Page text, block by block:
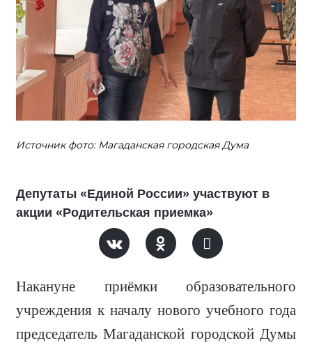
Источник фото: Магаданская городская Дума
Депутаты «Единой России» участвуют в
акции «Родительская приемка»
Накануне приёмки образовательного
учреждения к началу нового учебного года
председатель Магаданской городской Думы